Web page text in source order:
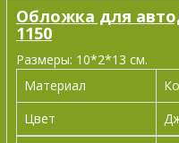
Обложка для
1150
Размеры: 10*2*13 см.
Материал
Цвет